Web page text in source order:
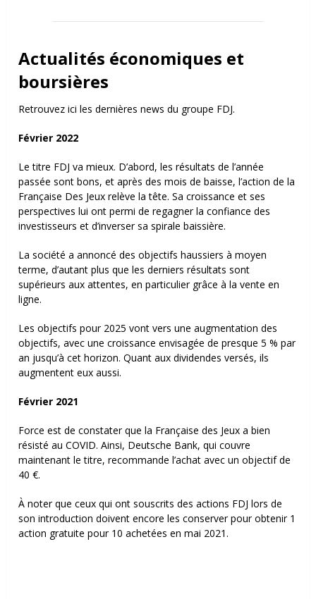
Actualités économiques et
boursières
Retrouvez ici les dernières news du groupe FDJ.
Février 2022
Le titre FDJ va mieux. D’abord, les résultats de l’année
passée sont bons, et après des mois de baisse, l’action de la
Française Des Jeux relève la tête. Sa croissance et ses
perspectives lui ont permi de regagner la confiance des
investisseurs et d’inverser sa spirale baissière.
La société a annoncé des objectifs haussiers à moyen
terme, d’autant plus que les derniers résultats sont
supérieurs aux attentes, en particulier grâce à la vente en
ligne.
Les objectifs pour 2025 vont vers une augmentation des
objectifs, avec une croissance envisagée de presque 5 % par
an jusqu’à cet horizon. Quant aux dividendes versés, ils
augmentent eux aussi.
Février 2021
Force est de constater que la Française des Jeux a bien
résisté au COVID. Ainsi, Deutsche Bank, qui couvre
maintenant le titre, recommande l’achat avec un objectif de
40 €.
À noter que ceux qui ont souscrits des actions FDJ lors de
son introduction doivent encore les conserver pour obtenir 1
action gratuite pour 10 achetées en mai 2021.